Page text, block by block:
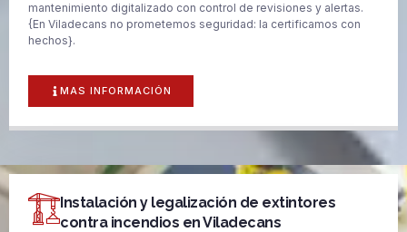
mantenimiento digitalizado con control de revisiones y alertas.
{En Viladecans no prometemos seguridad: la certificamos con
hechos}.
MAS INFORMACIÓN
Instalación y legalización de extintores
contra incendios en Viladecans